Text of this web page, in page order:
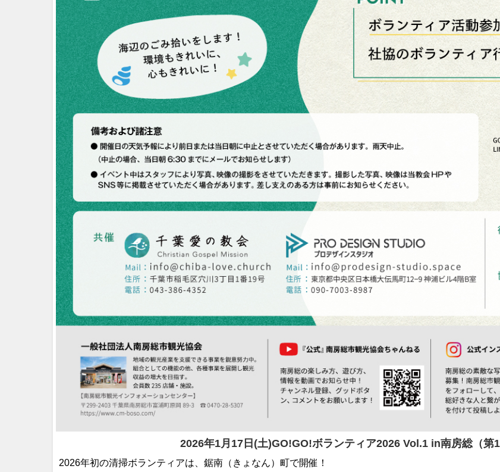
2026年1月17日(土)GO!GO!ボランティア2026 Vol.1 in南房総（第
2026年初の清掃ボランティアは、鋸南（きょなん）町で開催！